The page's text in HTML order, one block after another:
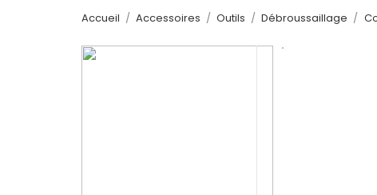
Accueil Accessoires Outils Débroussaillage